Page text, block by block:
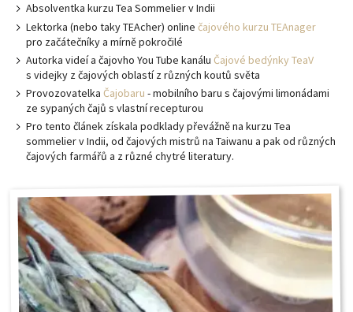
Absolventka kurzu Tea Sommelier v Indii
Lektorka (nebo taky TEAcher) onlinečajového kurzu TEAnager
pro začátečníky a mírně pokročilé
Autorka videí a čajovho You Tube kanáluČajové bedýnky TeaV
s videjky z čajových oblastí z různých koutů světa
ProvozovatelkaČajobaru - mobilního baru s čajovými limonádami
ze sypaných čajů s vlastní recepturou
Pro tento článek získala podklady převážně na kurzu Tea
sommelier v Indii, od čajových mistrů na Taiwanu a pak od různých
čajových farmářů a z různé chytré literatury.